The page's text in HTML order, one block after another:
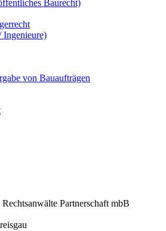
Baurecht)
Ingenieure)
von Bauaufträgen
Partnerschaft mbB